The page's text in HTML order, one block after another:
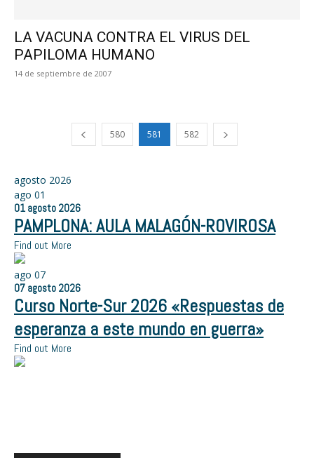
LA VACUNA CONTRA EL VIRUS DEL
PAPILOMA HUMANO
14 de septiembre de 2007
580 581 582
agosto 2026
ago 01
01 agosto 2026
PAMPLONA: AULA MALAGÓN-ROVIROSA
Find out More
ago 07
07 agosto 2026
Curso Norte-Sur 2026 «Respuestas de
esperanza a este mundo en guerra»
Find out More